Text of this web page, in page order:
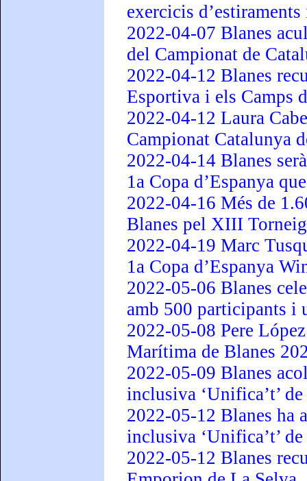
exercicis
2022-04-07 Blanes
del Campionat de
2022-04-12 Blanes
Esportiva i els Camps
2022-04-12 Laura
Campionat Catalunya
2022-04-14 Blanes
1a Copa d’Espanya
2022-04-16 Més de
Blanes pel XIII Torneig
2022-04-19 Marc
1a Copa d’Espanya
2022-05-06 Blanes
amb 500 participants i
2022-05-08 Pere
Marítima de Blanes
2022-05-09 Blanes
inclusiva ‘Unifica’t’
2022-05-12 Blanes ha
inclusiva ‘Unifica’t’
2022-05-12 Blanes